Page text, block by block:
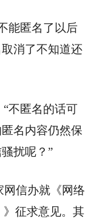
能匿名了以后
消了不知道还
不匿名的话可
名内容仍然保
扰呢？”
网信办就《网络
征求意见。其